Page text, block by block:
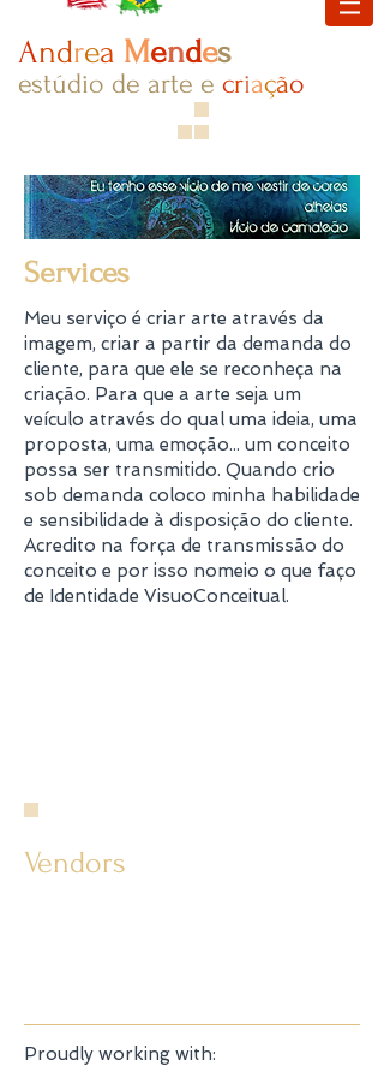
Andrea Mendes
estúdio de arte e criaç​ão
Services
Meu serviço é criar arte através da
imagem, criar a partir da demanda do
cliente, para que ele se reconheça na
criação. Para que a arte seja um
veículo através do qual uma ideia, uma
proposta, uma emoção... um conceito
possa ser transmitido. Quando crio
sob demanda coloco minha habilidade
e sensibilidade à disposição do cliente.
Acredito na força de transmissão do
conceito e por isso nomeio o que faço
de Identidade VisuoConceitual.
Vendors
Proudly working with: